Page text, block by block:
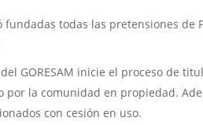
todas las pretensiones de
GORESAM inicie el proceso de
la comunidad en propiedad.
con cesión en uso.